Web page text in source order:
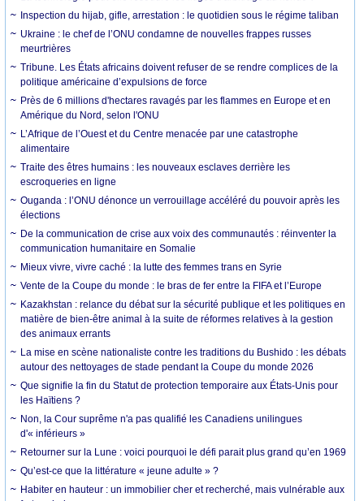
Inspection du hijab, gifle, arrestation : le quotidien sous le régime taliban
Ukraine : le chef de l’ONU condamne de nouvelles frappes russes
meurtrières
Tribune. Les États africains doivent refuser de se rendre complices de la
politique américaine d’expulsions de force
Près de 6 millions d'hectares ravagés par les flammes en Europe et en
Amérique du Nord, selon l'ONU
L’Afrique de l’Ouest et du Centre menacée par une catastrophe
alimentaire
Traite des êtres humains : les nouveaux esclaves derrière les
escroqueries en ligne
Ouganda : l’ONU dénonce un verrouillage accéléré du pouvoir après les
élections
De la communication de crise aux voix des communautés : réinventer la
communication humanitaire en Somalie
Mieux vivre, vivre caché : la lutte des femmes trans en Syrie
Vente de la Coupe du monde : le bras de fer entre la FIFA et l’Europe
Kazakhstan : relance du débat sur la sécurité publique et les politiques en
matière de bien-être animal à la suite de réformes relatives à la gestion
des animaux errants
La mise en scène nationaliste contre les traditions du Bushido : les débats
autour des nettoyages de stade pendant la Coupe du monde 2026
Que signifie la fin du Statut de protection temporaire aux États-Unis pour
les Haïtiens ?
Non, la Cour suprême n'a pas qualifié les Canadiens unilingues
d'« inférieurs »
Retourner sur la Lune : voici pourquoi le défi parait plus grand qu’en 1969
Qu’est-ce que la littérature « jeune adulte » ?
Habiter en hauteur : un immobilier cher et recherché, mais vulnérable aux